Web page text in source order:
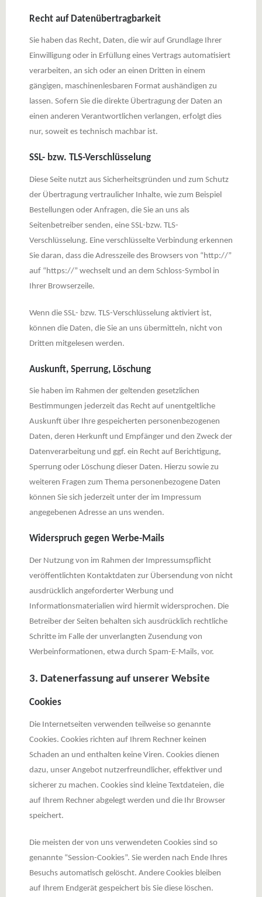
Recht auf Datenübertragbarkeit
Sie haben das Recht, Daten, die wir auf Grundlage Ihrer
Einwilligung oder in Erfüllung eines Vertrags automatisiert
verarbeiten, an sich oder an einen Dritten in einem
gängigen, maschinenlesbaren Format aushändigen zu
lassen. Sofern Sie die direkte Übertragung der Daten an
einen anderen Verantwortlichen verlangen, erfolgt dies
nur, soweit es technisch machbar ist.
SSL- bzw. TLS-Verschlüsselung
Diese Seite nutzt aus Sicherheitsgründen und zum Schutz
der Übertragung vertraulicher Inhalte, wie zum Beispiel
Bestellungen oder Anfragen, die Sie an uns als
Seitenbetreiber senden, eine SSL-bzw. TLS-
Verschlüsselung. Eine verschlüsselte Verbindung erkennen
Sie daran, dass die Adresszeile des Browsers von “http://”
auf “https://” wechselt und an dem Schloss-Symbol in
Ihrer Browserzeile.
Wenn die SSL- bzw. TLS-Verschlüsselung aktiviert ist,
können die Daten, die Sie an uns übermitteln, nicht von
Dritten mitgelesen werden.
Auskunft, Sperrung, Löschung
Sie haben im Rahmen der geltenden gesetzlichen
Bestimmungen jederzeit das Recht auf unentgeltliche
Auskunft über Ihre gespeicherten personenbezogenen
Daten, deren Herkunft und Empfänger und den Zweck der
Datenverarbeitung und ggf. ein Recht auf Berichtigung,
Sperrung oder Löschung dieser Daten. Hierzu sowie zu
weiteren Fragen zum Thema personenbezogene Daten
können Sie sich jederzeit unter der im Impressum
angegebenen Adresse an uns wenden.
Widerspruch gegen Werbe-Mails
Der Nutzung von im Rahmen der Impressumspflicht
veröffentlichten Kontaktdaten zur Übersendung von nicht
ausdrücklich angeforderter Werbung und
Informationsmaterialien wird hiermit widersprochen. Die
Betreiber der Seiten behalten sich ausdrücklich rechtliche
Schritte im Falle der unverlangten Zusendung von
Werbeinformationen, etwa durch Spam-E-Mails, vor.
3. Datenerfassung auf unserer Website
Cookies
Die Internetseiten verwenden teilweise so genannte
Cookies. Cookies richten auf Ihrem Rechner keinen
Schaden an und enthalten keine Viren. Cookies dienen
dazu, unser Angebot nutzerfreundlicher, effektiver und
sicherer zu machen. Cookies sind kleine Textdateien, die
auf Ihrem Rechner abgelegt werden und die Ihr Browser
speichert.
Die meisten der von uns verwendeten Cookies sind so
genannte “Session-Cookies”. Sie werden nach Ende Ihres
Besuchs automatisch gelöscht. Andere Cookies bleiben
auf Ihrem Endgerät gespeichert bis Sie diese löschen.